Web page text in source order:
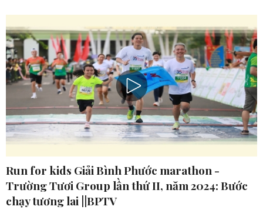
Run for kids Giải Bình Phước marathon -
Trường Tươi Group lần thứ II, năm 2024: Bước
chạy tương lai ||BPTV